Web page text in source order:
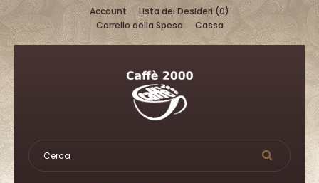
Account
Lista dei Desideri (0)
Carrello della Spesa
Cassa